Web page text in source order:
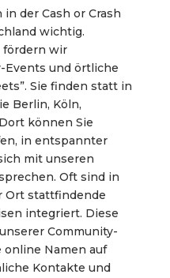
der Cash or Crash
wichtig.
fördern wir
Events und örtliche
Sie finden statt in
Berlin, Köln,
können Sie
in entspannter
mit unseren
Oft sind in
Ort stattfindende
integriert. Diese
Community-
online Namen auf
Kontakte und